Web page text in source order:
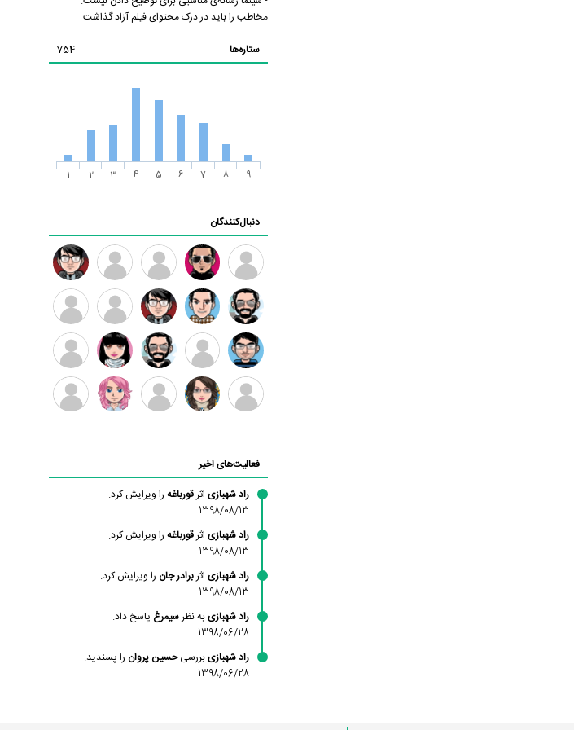
مخاطب را باید در درک محتوای فیلم آزاد گذاشت.
ستاره‌ها
754
1 2 3 4 5 6 7 8 9
دنبال‌کنندگان
ممدرضا
رضا
کاظمی
زهرا ~ ابتین
سید
محمد
موسوی
مهدی
فرهمند
مهدی
سلطانی
داود
رضیی
طرفدار
میلی
بابی
براون
کیوان
کیانی
سامان
راحمی
امیردلتا امیروو
ملیکا
منتظری
عارفه
داستانپور
فعالیت‌های اخیر
راد شهبازیاثرقورباغهرا ویرایش کرد.
1398/08/13
راد شهبازیاثرقورباغهرا ویرایش کرد.
1398/08/13
راد شهبازیاثربرادر جان را ویرایش کرد.
1398/08/13
راد شهبازیبه نظرسیمرغ پاسخ داد.
1398/06/28
راد شهبازیبررسیحسین پروان را پسندید.
1398/06/28